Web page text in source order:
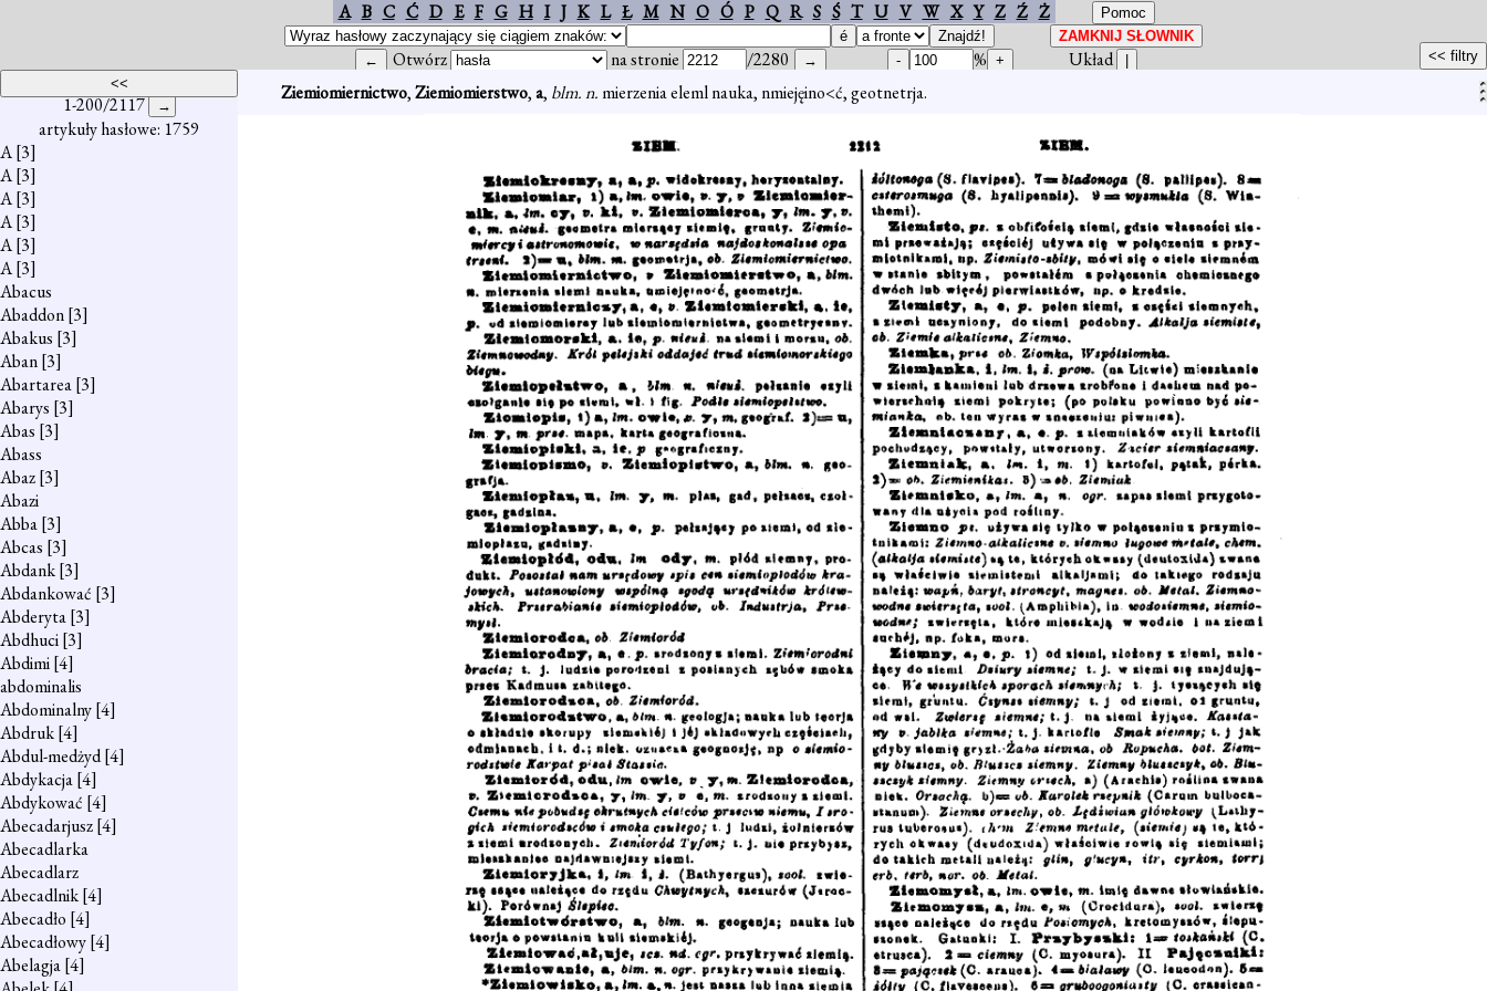
A B C Ć D E F G H I J K L Ł M N O Ó P Q R S Ś T U V W X Y Z Ź Ż
Otwórz na stronie /2280 %
Układ
1-200/2117
artykuły hasłowe: 1759
A[3]
A[3]
A[3]
A[3]
A[3]
A[3]
Abacus
Abaddon[3]
Abakus [3]
Aban[3]
Abartarea[3]
Abarys [3]
Abas [3]
Abass
Abaz[3]
Abazi
Abba[3]
Abcas [3]
Abdank[3]
Abdankować [3]
Abderyta[3]
Abdhuci[3]
Abdimi[4]
abdominalis
Abdominalny[4]
Abdruk[4]
Abdul-medżyd[4]
Abdykacja[4]
Abdykować [4]
Abecadarjusz[4]
Abecadlarka
Abecadlarz
Abecadlnik[4]
Abecadło [4]
Abecadłowy[4]
Abelagja[4]
Ziemiomiernictwo,Ziemiomierstwo,a, blm. n. mierzenia eleml nauka, nmiejęino<ć, geotnetrja.